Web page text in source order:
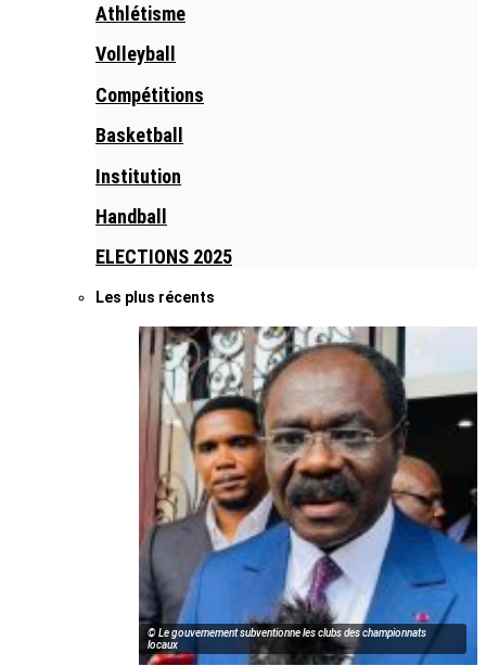
Athlétisme
Volleyball
Compétitions
Basketball
Institution
Handball
ELECTIONS 2025
Les plus récents
© Le gouvernement subventionne les clubs des championnats
locaux